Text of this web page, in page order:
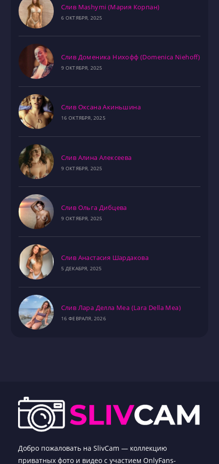
Слив Mashymi (Мария Корпан)
6 ОКТЯБРЯ, 2025
Слив Доменика Нихофф (Domenica Niehoff)
9 ОКТЯБРЯ, 2025
Слив Оксана Акиньшина
16 ОКТЯБРЯ, 2025
Слив Алина Алексеева
9 ОКТЯБРЯ, 2025
Слив Ольга Дибцева
9 ОКТЯБРЯ, 2025
Слив Анастасия Шардакова
5 ДЕКАБРЯ, 2025
Слив Лара Делла Меа (Lara Della Mea)
16 ФЕВРАЛЯ, 2026
Добро пожаловать на SlivCam — коллекцию
приватных фото и видео с участием OnlyFans-